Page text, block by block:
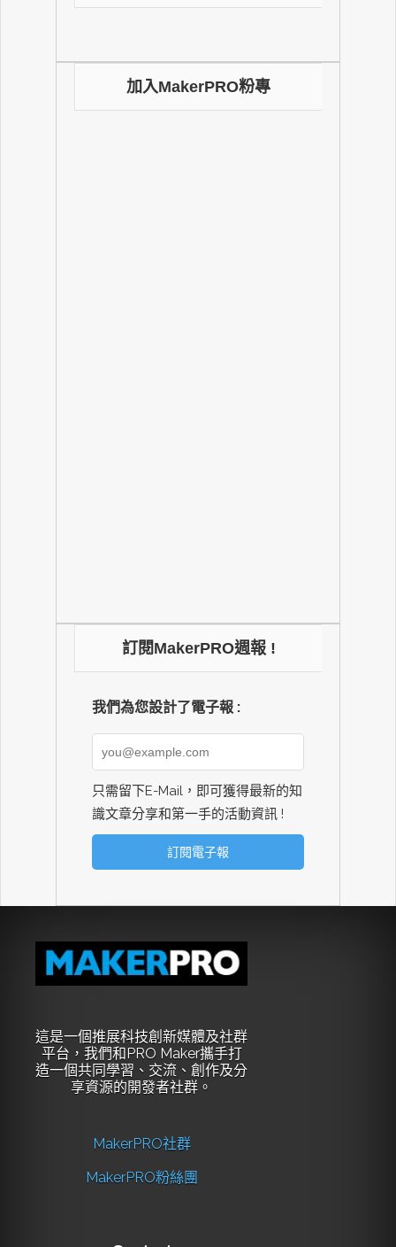
加入MakerPRO粉專
訂閱MakerPRO週報 !
我們為您設計了電子報 :
只需留下E-Mail，即可獲得最新的知
識文章分享和第一手的活動資訊 !
這是一個推展科技創新媒體及社群
平台，我們和PRO Maker攜手打
造一個共同學習、交流、創作及分
享資源的開發者社群。
MakerPRO社群
MakerPRO粉絲團